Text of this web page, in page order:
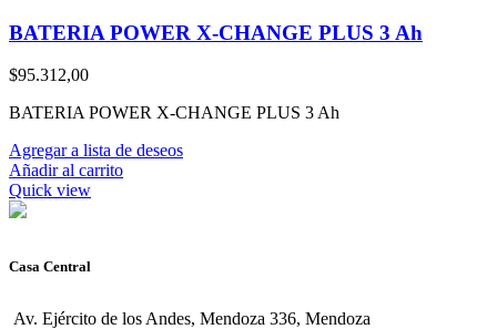
BATERIA POWER X-CHANGE PLUS 3 Ah
$95.312,00
BATERIA POWER X-CHANGE PLUS 3 Ah
Agregar a lista de deseos
Añadir al carrito
Quick view
Casa Central
Av. Ejército de los Andes, Mendoza 336, Mendoza